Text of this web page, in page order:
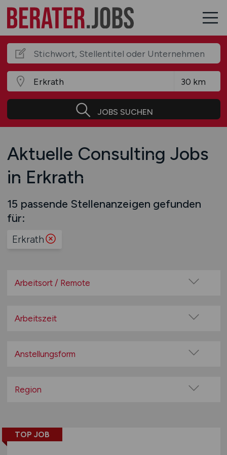
JOBS SUCHEN
Aktuelle Consulting Jobs
in Erkrath
15 passende Stellenanzeigen gefunden
für:
Erkrath
Arbeitsort / Remote
Home-Office möglich / Hybrid
Remote aus dem Ausland möglich
Arbeitszeit
Teilzeit
Anstellungsform
befristete Anstellung
Projektarbeit / Freelancer
Region
Berlin
TOP JOB